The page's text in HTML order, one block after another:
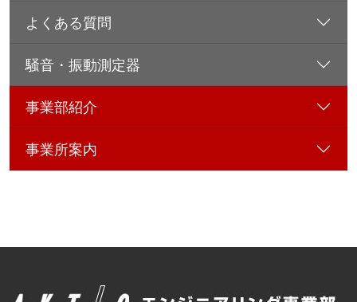
よくある質問
騒音・振動測定器
事業部紹介
事業所案内